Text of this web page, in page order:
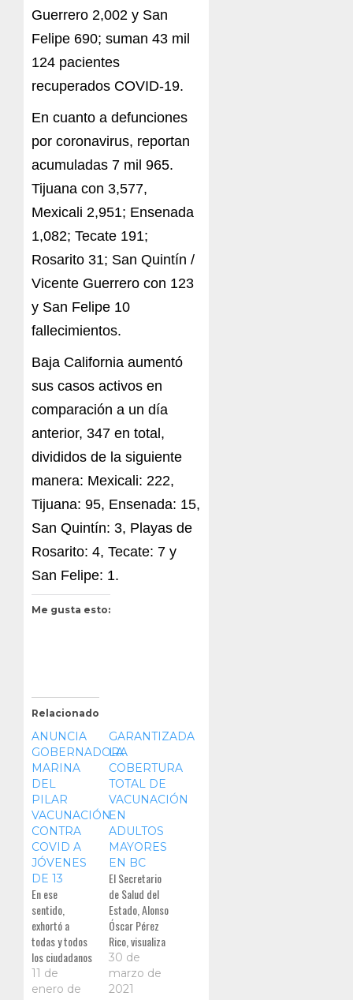
Guerrero 2,002 y San
Felipe 690; suman 43 mil
124 pacientes
recuperados COVID-19.
En cuanto a defunciones
por coronavirus, reportan
acumuladas 7 mil 965.
Tijuana con 3,577,
Mexicali 2,951; Ensenada
1,082; Tecate 191;
Rosarito 31; San Quintín /
Vicente Guerrero con 123
y San Felipe 10
fallecimientos.
Baja California aumentó
sus casos activos en
comparación a un día
anterior, 347 en total,
divididos de la siguiente
manera: Mexicali: 222,
Tijuana: 95, Ensenada: 15,
San Quintín: 3, Playas de
Rosarito: 4, Tecate: 7 y
San Felipe: 1.
Me gusta esto:
Relacionado
ANUNCIA
GOBERNADORA
MARINA
DEL
PILAR
VACUNACIÓN
CONTRA
COVID A
JÓVENES
DE 13
En ese
sentido,
exhortó a
todas y todos
los ciudadanos
a seguirse
protegiendo
11 de
enero de
GARANTIZADA
LA
COBERTURA
TOTAL DE
VACUNACIÓN
EN
ADULTOS
MAYORES
EN BC
El Secretario
de Salud del
Estado, Alonso
Óscar Pérez
Rico, visualiza
que Baja
California sea
una de las
30 de
marzo de
2021